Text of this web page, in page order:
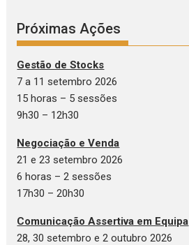
Próximas Ações
Gestão de Stocks
7 a 11 setembro 2026
15 horas – 5 sessões
9h30 – 12h30
Negociação e Venda
21 e 23 setembro 2026
6 horas – 2 sessões
17h30 – 20h30
Comunicação Assertiva em Equipa
28, 30 setembro e 2 outubro 2026